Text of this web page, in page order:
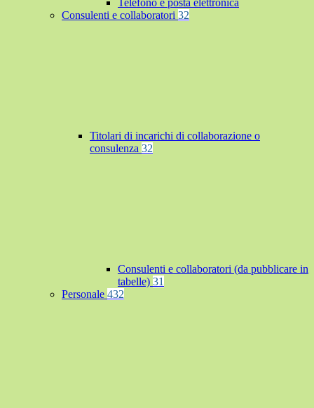
Telefono e posta elettronica
Consulenti e collaboratori 32
Titolari di incarichi di collaborazione o
consulenza 32
Consulenti e collaboratori (da pubblicare in
tabelle) 31
Personale 432